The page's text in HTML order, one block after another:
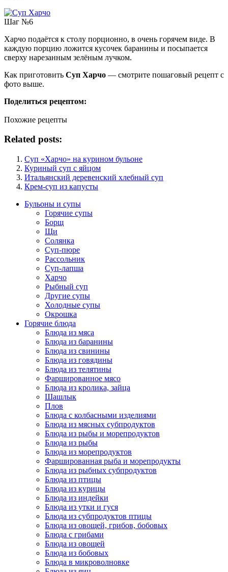
Шаг №6
Харчо подаётся к столу порционно, в очень горячем виде. В
каждую порцию ложится кусочек баранины и посыпается
сверху нарезанным зелёным лучком.
Как приготовить Суп Харчо — смотрите пошаговый рецепт с
фото выше.
Поделиться рецептом:
Похожие рецепты
Related posts:
Суп «Харчо» на курином бульоне
Куриный суп с яйцом
Итальянский деревенский хлебный суп
Крем-суп из капусты
Бульоны и супы
Горячие супы
Борщ
Щи
Солянка
Суп-пюре
Рассольник
Суп-лапша
Харчо
Рыбный суп
Другие супы
Холодные супы
Окрошка
Горячие блюда
Блюда из мяса
Блюда из баранины
Блюда из свинины
Блюда из говядины
Блюда из телятины
Фаршированное мясо
Блюда из кролика, зайца
Шашлык
Плов
Блюда с колбасными изделиями
Блюда из мясных субпродуктов
Блюда из рыбы и морепродуктов
Блюда из рыбы
Блюда из морепродуктов
Фаршированная рыба и морепродукты
Блюда из рыбных субпродуктов
Блюда из птицы
Блюда из курицы
Блюда из индейки
Блюда из утки и гуся
Блюда из субпродуктов птицы
Блюда из овощей, грибов, бобовых
Блюда с грибами
Блюда из овощей
Блюда из бобовых
Блюда в микроволновке